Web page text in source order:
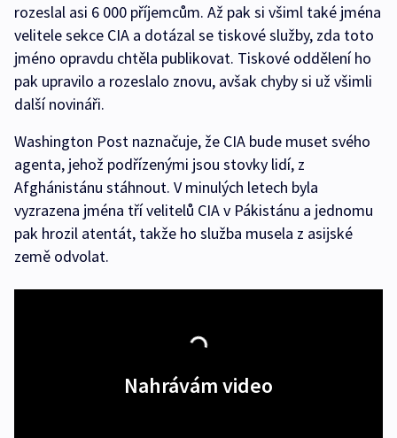
rozeslal asi 6 000 příjemcům. Až pak si všiml také jména
velitele sekce CIA a dotázal se tiskové služby, zda toto
jméno opravdu chtěla publikovat. Tiskové oddělení ho
pak upravilo a rozeslalo znovu, avšak chyby si už všimli
další novináři.
Washington Post naznačuje, že CIA bude muset svého
agenta, jehož podřízenými jsou stovky lidí, z
Afghánistánu stáhnout. V minulých letech byla
vyzrazena jména tří velitelů CIA v Pákistánu a jednomu
pak hrozil atentát, takže ho služba musela z asijské
země odvolat.
Nahrávám video